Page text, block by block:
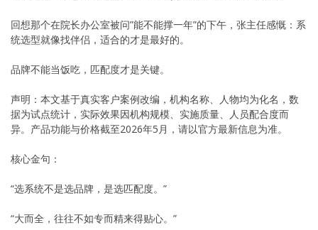
回想那个在院长办公室被问”能不能撑一年”的下午，张主任感慨：系
统选型就像找伴侣，适合的才是最好的。
品牌不能当饭吃，匹配度才是关键。
声明：本文基于真实客户案例改编，机构名称、人物均为化名，数
据为试点统计，实际效果因机构规模、实施质量、人员配合度而
异。产品功能与价格截至2026年5月，请以官方最新信息为准。
核心金句：
“选系统不是选品牌，是选匹配度。”
“大而全，往往不如专而精来得贴心。”